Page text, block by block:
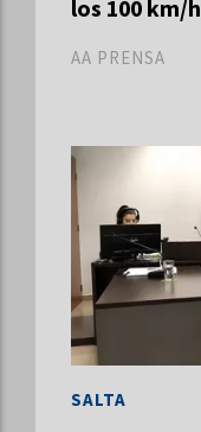
los 100 km/h
AA PRENSA
SALTA